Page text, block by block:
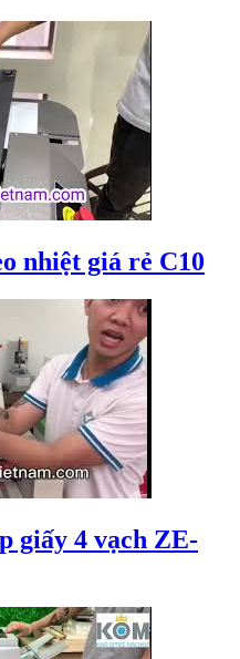
nhiệt giá rẻ C10
giấy 4 vạch ZE-